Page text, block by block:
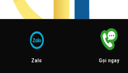
Zalo Gọi ngay